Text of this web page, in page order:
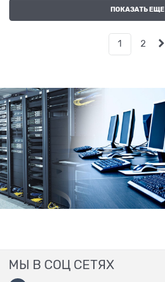
ПОКАЗАТЬ ЕЩЕ
1 2
МЫ В СОЦ СЕТЯХ